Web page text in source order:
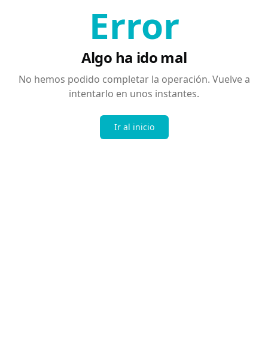
Error
Algo ha ido mal
No hemos podido completar la operación. Vuelve a
intentarlo en unos instantes.
Ir al inicio